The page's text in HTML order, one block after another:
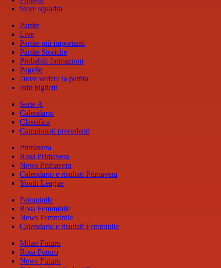
Store squadra
Partite
Live
Partite più importanti
Partite Storiche
Probabili formazioni
Pagelle
Dove vedere la partita
Info biglietti
Serie A
Calendario
Classifica
Campionati precedenti
Primavera
Rosa Primavera
News Primavera
Calendario e risultati Primavera
Youth League
Femminile
Rosa Femminile
News Femminile
Calendario e risultati Femminile
Milan Futuro
Rosa Futuro
News Futuro